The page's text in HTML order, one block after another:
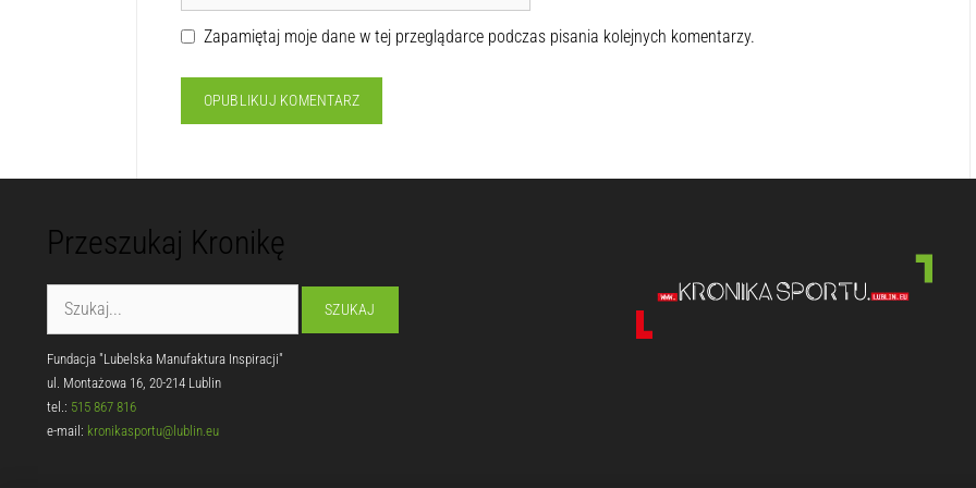
Zapamiętaj moje dane w tej przeglądarce podczas pisania kolejnych komentarzy.
Przeszukaj Kronikę
Fundacja "Lubelska Manufaktura Inspiracji"
ul. Montażowa 16, 20-214 Lublin
tel.: 515 867 816
e-mail: kronikasportu@lublin.eu